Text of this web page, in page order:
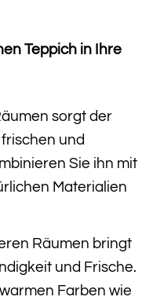
Teppich in Ihre
sorgt der
und
Sie ihn mit
Materialien
Räumen bringt
und Frische.
Farben wie